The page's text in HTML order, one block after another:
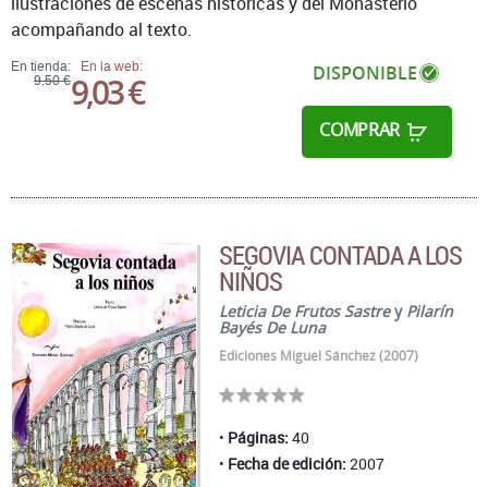
En tienda:
9,50 €
En la web:
9,03 € DISPONIBLE
COMPRAR
acompañando al texto.
SEGOVIA CONTADA A LOS
NIÑOS
Leticia De Frutos Sastrey Pilarín
Bayés De Luna
Ediciones Miguel Sánchez (2007)
Páginas: 40
Fecha de edición: 2007